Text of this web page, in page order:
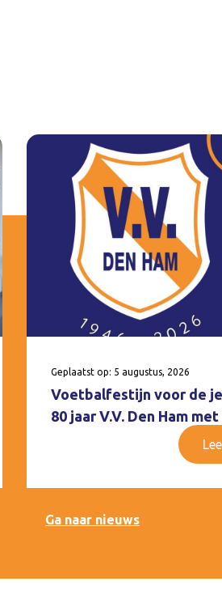
Geplaatst op: 5 augustus, 2026
Voetbalfestijn voor de
80 jaar V.V. Den Ham
Ga naar nieuws